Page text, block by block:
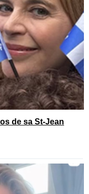
de sa St-Jean